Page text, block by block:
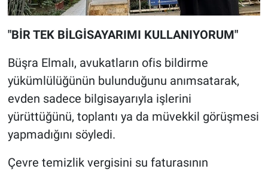
"BİR TEK BİLGİSAYARIMI KULLANIYORUM"
Büşra Elmalı, avukatların ofis bildirme
yükümlülüğünün bulunduğunu anımsatarak,
evden sadece bilgisayarıyla işlerini
yürüttüğünü, toplantı ya da müvekkil görüşmesi
yapmadığını söyledi.
Çevre temizlik vergisini su faturasının